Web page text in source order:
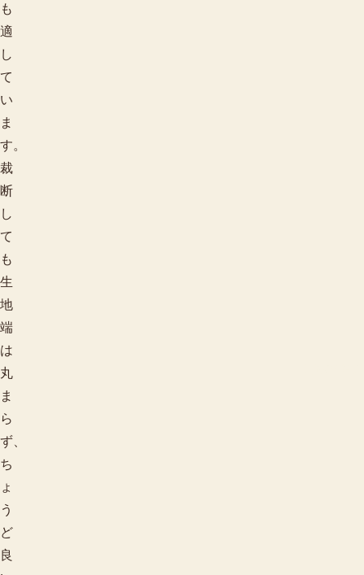
も
適
し
て
い
ま
す。
裁
断
し
て
も
生
地
端
は
丸
ま
ら
ず、
ち
ょ
う
ど
良